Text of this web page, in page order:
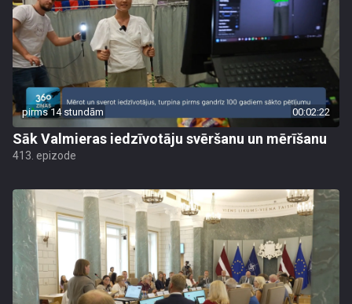
pirms 14 stundām 00:02:22
Sāk Valmieras iedzīvotāju svēršanu un mērīšanu
413. epizode